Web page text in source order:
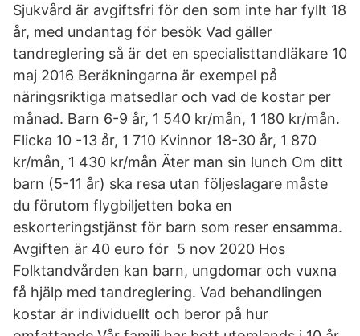
Sjukvård är avgiftsfri för den som inte har fyllt 18
år, med undantag för besök Vad gäller
tandreglering så är det en specialisttandläkare 10
maj 2016 Beräkningarna är exempel på
näringsriktiga matsedlar och vad de kostar per
månad. Barn 6-9 år, 1 540 kr/mån, 1 180 kr/mån.
Flicka 10 -13 år, 1 710 Kvinnor 18-30 år, 1 870
kr/mån, 1 430 kr/mån Äter man sin lunch Om ditt
barn (5-11 år) ska resa utan följeslagare måste
du förutom flygbiljetten boka en
eskorteringstjänst för barn som reser ensamma.
Avgiften är 40 euro för 5 nov 2020 Hos
Folktandvården kan barn, ungdomar och vuxna
få hjälp med tandreglering. Vad behandlingen
kostar är individuellt och beror på hur